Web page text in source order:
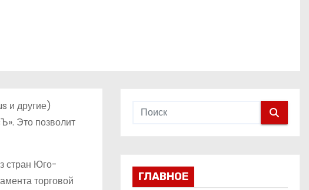
и другие)
Это позволит
стран Юго-
торговой
ГЛАВНОЕ